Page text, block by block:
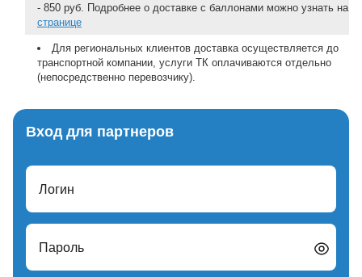
- 850 руб. Подробнее о доставке с баллонами можно узнать на
странице
Для региональных клиентов доставка осуществляется до
транспортной компании, услуги ТК оплачиваются отдельно
(непосредственно перевозчику).
Вход для партнеров
Логин
Пароль